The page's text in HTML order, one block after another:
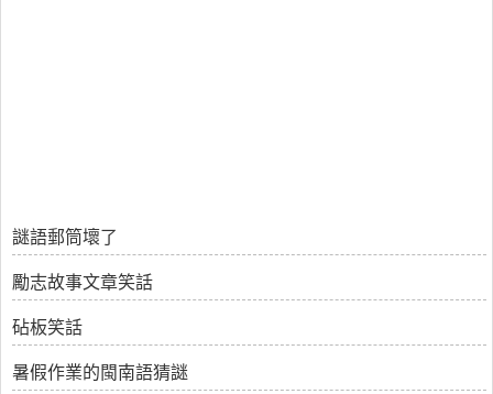
謎語郵筒壞了
勵志故事文章笑話
砧板笑話
暑假作業的閩南語猜謎